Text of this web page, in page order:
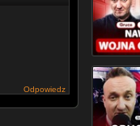
Odpowiedz